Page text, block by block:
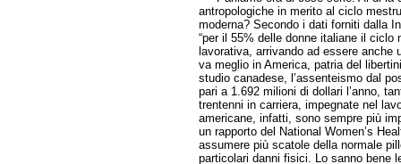
antropologiche in merito al ciclo
moderna? Secondo i dati forniti dalla
“per il 55% delle donne italiane il
lavorativa, arrivando ad essere anche
va meglio in America, patria del
studio canadese, l’assenteismo dal
pari a 1.692 milioni di dollari l’anno,
trentenni in carriera, impegnate nel
americane, infatti, sono sempre più
un rapporto del National Women’s
assumere più scatole della normale
particolari danni fisici. Lo sanno bene